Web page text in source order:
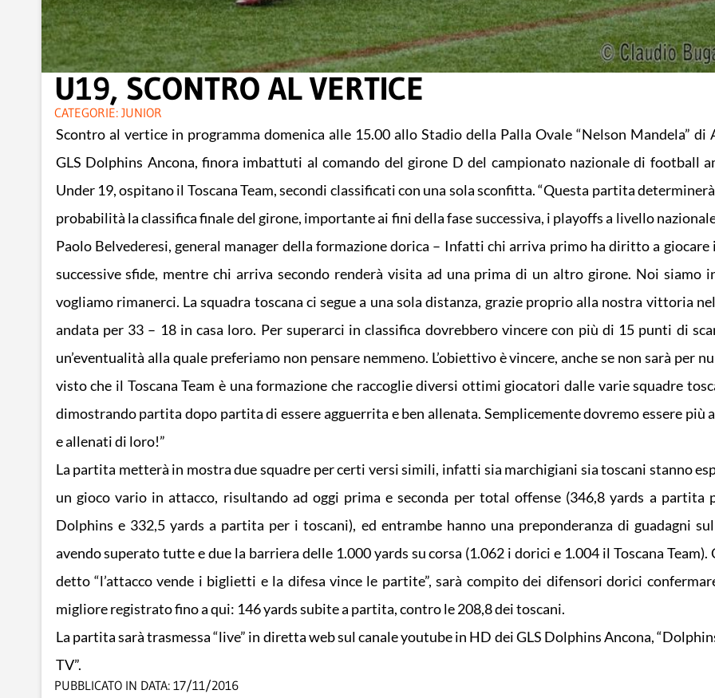
U19, SCONTRO AL VERTICE
CATEGORIE: JUNIOR
Scontro al vertice in programma domenica alle 15.00 allo Stadio della Palla Ovale “Nelson Mandela” di
GLS Dolphins Ancona, finora imbattuti al comando del girone D del campionato nazionale di football
Under 19, ospitano il Toscana Team, secondi classificati con una sola sconfitta. “Questa partita
probabilità la classifica finale del girone, importante ai fini della fase successiva, i playoffs a livello
Paolo Belvederesi, general manager della formazione dorica – Infatti chi arriva primo ha diritto a giocare
successive sfide, mentre chi arriva secondo renderà visita ad una prima di un altro girone. Noi siamo
vogliamo rimanerci. La squadra toscana ci segue a una sola distanza, grazie proprio alla nostra vittoria
andata per 33 – 18 in casa loro. Per superarci in classifica dovrebbero vincere con più di 15 punti di
un’eventualità alla quale preferiamo non pensare nemmeno. L’obiettivo è vincere, anche se non sarà per
visto che il Toscana Team è una formazione che raccoglie diversi ottimi giocatori dalle varie squadre
dimostrando partita dopo partita di essere agguerrita e ben allenata. Semplicemente dovremo essere più
e allenati di loro!”
La partita metterà in mostra due squadre per certi versi simili, infatti sia marchigiani sia toscani stanno
un gioco vario in attacco, risultando ad oggi prima e seconda per total offense (346,8 yards a partita
Dolphins e 332,5 yards a partita per i toscani), ed entrambe hanno una preponderanza di guadagni
avendo superato tutte e due la barriera delle 1.000 yards su corsa (1.062 i dorici e 1.004 il Toscana Team).
detto “l’attacco vende i biglietti e la difesa vince le partite”, sarà compito dei difensori dorici
migliore registrato fino a qui: 146 yards subite a partita, contro le 208,8 dei toscani.
La partita sarà trasmessa “live” in diretta web sul canale youtube in HD dei GLS Dolphins Ancona,
TV”.
PUBBLICATO IN DATA: 17/11/2016